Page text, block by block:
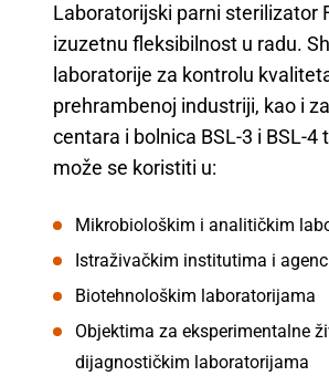
Laboratorijski parni sterilizator
izuzetnu fleksibilnost u radu.
laboratorije za kontrolu
prehrambenoj industriji, kao i
centara i bolnica BSL-3 i BSL-4
može se koristiti u:
Mikrobiološkim i analitičkim
Istraživačkim institutima i
Biotehnološkim laboratorijama
Objektima za eksperimentalne
dijagnostičkim laboratorijama